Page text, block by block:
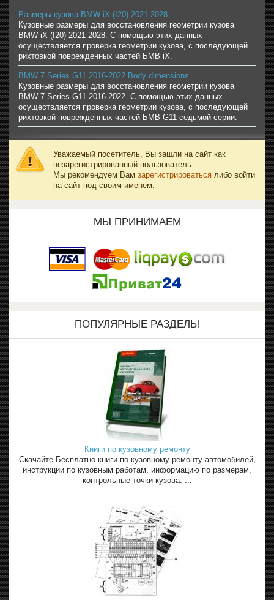
Размеры кузова BMW iX (I20) 2021-2028
Кузовные размеры для восстановления геометрии кузова
BMW iX (I20) 2021-2028. С помощью этих данных
осуществляется проверка геометрии кузова, с последующей
рихтовкой поврежденных частей БМВ iX.
BMW 7 Series G11 2016-2022 Body dimensions
Кузовные размеры для восстановления геометрии кузова
BMW 7 Series G11 2016-2022. С помощью этих данных
осуществляется проверка геометрии кузова, с последующей
рихтовкой поврежденных частей БМВ G11 седьмой серии.
Уважаемый посетитель, Вы зашли на сайт как
незарегистрированный пользователь.
Мы рекомендуем Вам зарегистрироваться либо войти
на сайт под своим именем.
МЫ ПРИНИМАЕМ
ПОПУЛЯРНЫЕ РАЗДЕЛЫ
Книги по кузовному ремонту
Скачайте Бесплатно книги по кузовному ремонту автомобилей,
инструкции по кузовным работам, информацию по размерам,
контрольные точки кузова. ...